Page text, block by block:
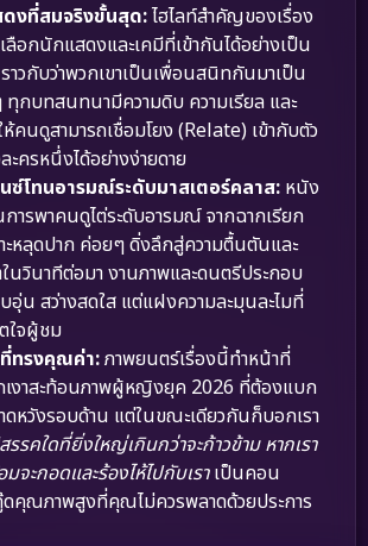
งที่สมจริงขั้นสุด:ไฮไลท์สำคัญของเรื่อง
ลือกนักแสดงและเคมีที่เข้ากันได้อย่างเป็น
าวกับว่าพวกเขาเป็นเพื่อนสนิทกันมาเป็น
กบทสนทนามีความดิบ ความเรียล และ
ห้คนดูสามารถเชื่อมโยง (Relate) เข้ากับตัว
ะครหนึ่งได้อย่างง่ายดาย
ซ์โทนอารมณ์ระดับมาสเตอร์คลาส: หนัง
การพาคนดูไต่ระดับอารมณ์ จากฉากเรียก
าะหลุดปาก ค่อยๆ ดิ่งลึกสู่ความตื้นตันและ
ในวินาทีต่อมา งานภาพและดนตรีประกอบ
อุ่น สว่างสดใส แต่แฝงความละมุนละไมที่
ใจผู้ชม
ทรงคุณค่า:ภาพยนตร์เรื่องนี้ทำหน้าที่
เงาสะท้อนภาพผู้หญิงยุค 2026 ที่ต้องแบก
ดหวังรอบด้าน แต่ในขณะเดียวกันก็บอกเรา
รรคใดที่ยิ่งใหญ่เกินกว่าจะก้าวข้าม หากเรา
จะกอดและร้องไห้ไปกับเราเป็นคอน
คุณภาพสูงที่คุณไม่ควรพลาดด้วยประการ